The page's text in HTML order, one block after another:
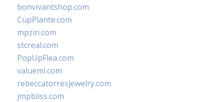
bonvivantshop.com
CupPlante.com
mpzin.com
stcreal.com
PopUpFlea.com
valueml.com
rebeccatorresjewelry.com
jmpbliss.com